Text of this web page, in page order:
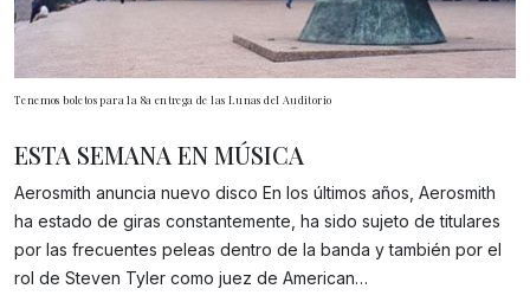
Tenemos boletos para la 8a entrega de las Lunas del Auditorio
Gracias!
ESTA SEMANA EN MÚSICA
Aerosmith anuncia nuevo disco En los últimos años, Aerosmith
ha estado de giras constantemente, ha sido sujeto de titulares
por las frecuentes peleas dentro de la banda y también por el
rol de Steven Tyler como juez de American…